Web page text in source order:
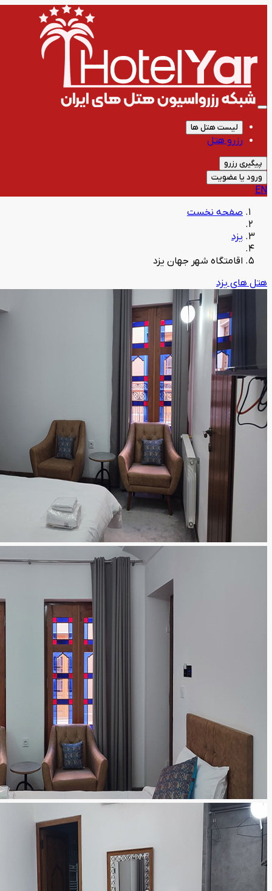
لیست هتل ها
رزرو هتل
پیگیری رزرو
ورود یا عضویت
EN
صفحه نخست
یزد
اقامتگاه شهر جهان یزد
هتل های یزد